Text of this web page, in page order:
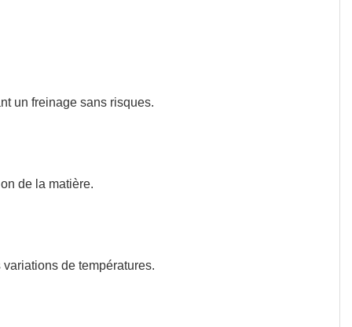
un freinage sans risques.
de la matière.
variations de températures.